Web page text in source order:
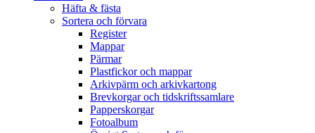
Häfta & fästa
Sortera och förvara
Register
Mappar
Pärmar
Plastfickor och mappar
Arkivpärm och arkivkartong
Brevkorgar och tidskriftssamlare
Papperskorgar
Fotoalbum